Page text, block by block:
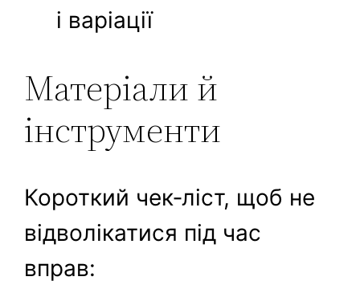
і варіації
Матеріали й
інструменти
Короткий чек‑ліст, щоб не
відволікатися під час
вправ: